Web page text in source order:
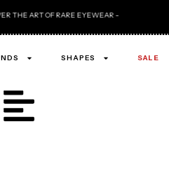
SHAPES SALE